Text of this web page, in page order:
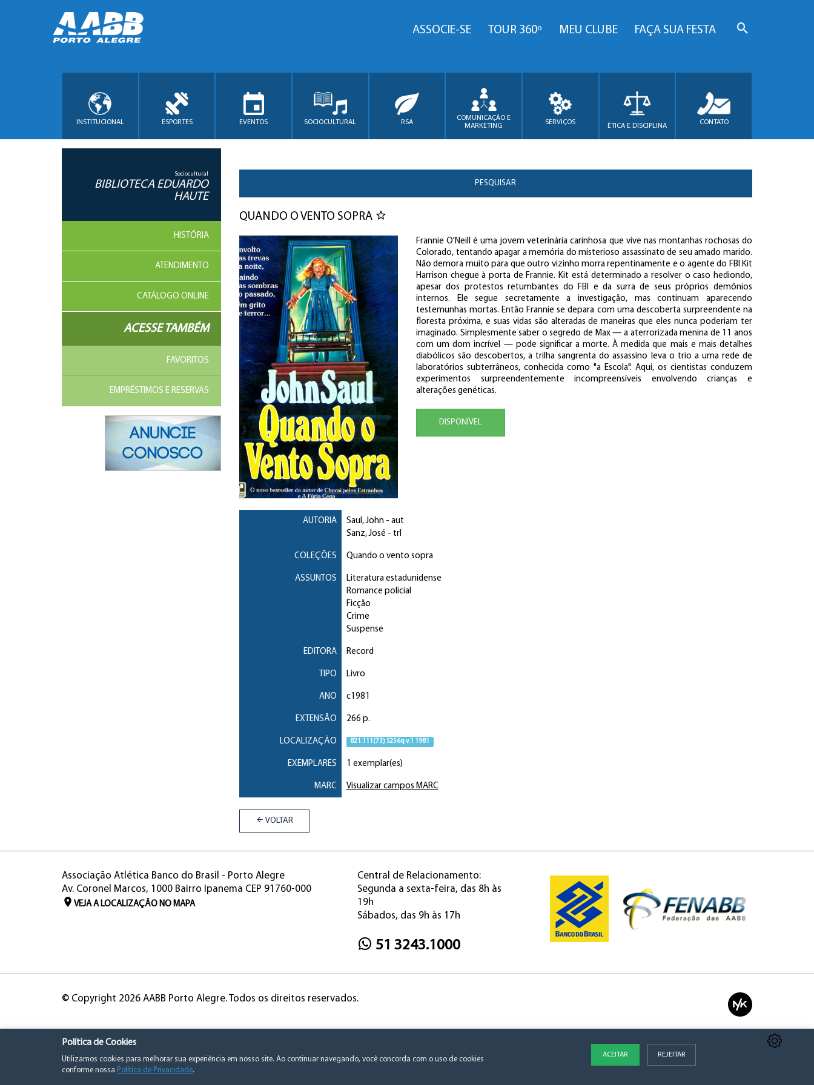
ASSOCIE-SE TOUR 360º MEU CLUBE FAÇA SUA FESTA
INSTITUCIONAL ESPORTES EVENTOS SOCIOCULTURAL RSA
COMUNICAÇÃO E
MARKETING
SERVIÇOS ÉTICA E DISCIPLINA CONTATO
Sociocultural
BIBLIOTECA EDUARDO
HAUTE
HISTÓRIA
ATENDIMENTO
CATÁLOGO ONLINE
ACESSE TAMBÉM
FAVORITOS
EMPRÉSTIMOS E RESERVAS
PESQUISAR
QUANDO O VENTO SOPRA
Frannie O'Neill é uma jovem veterinária carinhosa que vive nas montanhas rochosas do
Colorado, tentando apagar a memória do misterioso assassinato de seu amado marido.
Não demora muito para que outro vizinho morra repentinamente e o agente do FBI Kit
Harrison chegue à porta de Frannie. Kit está determinado a resolver o caso hediondo,
apesar dos protestos retumbantes do FBI e da surra de seus próprios demônios
internos. Ele segue secretamente a investigação, mas continuam aparecendo
testemunhas mortas. Então Frannie se depara com uma descoberta surpreendente na
floresta próxima, e suas vidas são alteradas de maneiras que eles nunca poderiam ter
imaginado. Simplesmente saber o segredo de Max — a aterrorizada menina de 11 anos
com um dom incrível — pode significar a morte. À medida que mais e mais detalhes
diabólicos são descobertos, a trilha sangrenta do assassino leva o trio a uma rede de
laboratórios subterrâneos, conhecida como "a Escola". Aqui, os cientistas conduzem
experimentos surpreendentemente incompreensíveis envolvendo crianças e
alterações genéticas.
DISPONÍVEL
AUTORIA Saul, John - aut
Sanz, José - trl
COLEÇÕES Quando o vento sopra
ASSUNTOS
Literatura estadunidense
Romance policial
Ficção
Crime
Suspense
EDITORA Record
TIPO Livro
ANO c1981
EXTENSÃO 266 p.
LOCALIZAÇÃO 821.111(73) S256q v.1 1981
EXEMPLARES 1 exemplar(es)
MARC Visualizar campos MARC
VOLTAR
Associação Atlética Banco do Brasil - Porto Alegre
Av. Coronel Marcos, 1000 Bairro Ipanema CEP 91760-000
VEJA A LOCALIZAÇÃO NO MAPA
Central de Relacionamento:
Segunda a sexta-feira, das 8h às
19h
Sábados, das 9h às 17h
51 3243.1000
© Copyright 2026 AABB Porto Alegre. Todos os direitos reservados.
Política de Privacidade e Consentimento
Política de Cookies
Utilizamos cookies para melhorar sua experiência em nosso site. Ao continuar navegando, você concorda com o uso de cookies
conforme nossa Política de Privacidade.
ACEITAR REJEITAR